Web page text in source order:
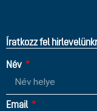
Íratkozz fel
Név
Email